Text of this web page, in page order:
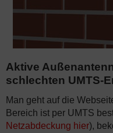
Aktive
schlechten UMTS-
Man geht auf die
Bereich ist per UMTS
Netzabdeckung hier),